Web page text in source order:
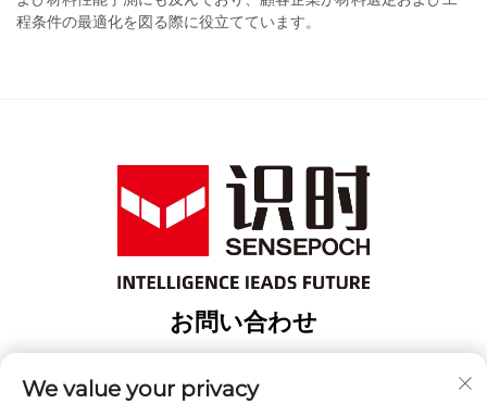
程条件の最適化を図る際に役立てています。
お問い合わせ
電話番号：+86-13917707297
We value your privacy